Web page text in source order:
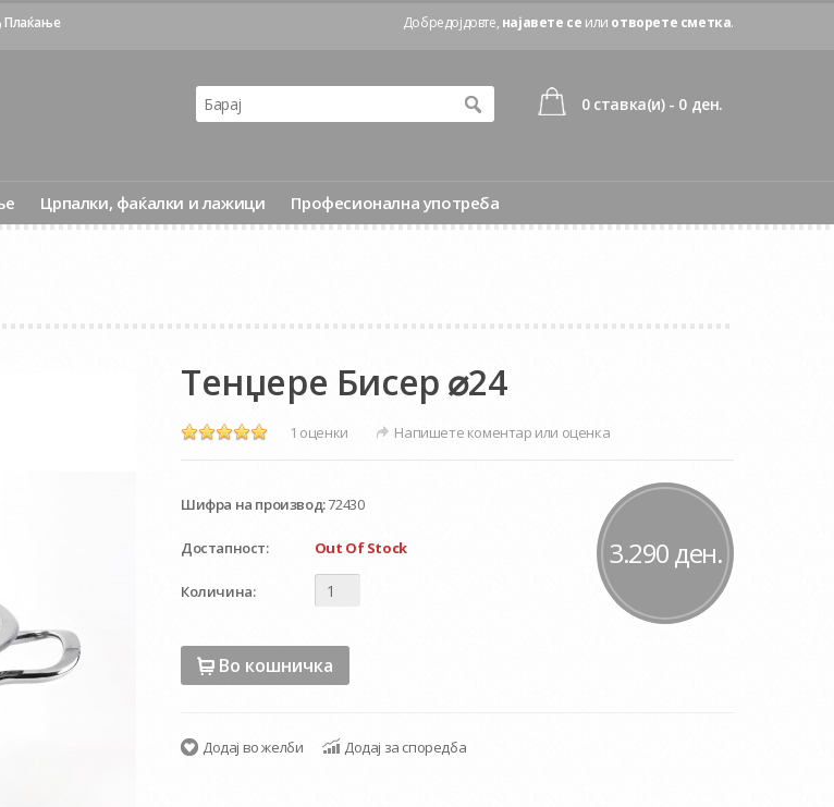
Добредојдовте, најавете се или отворете сметка.
Плаќање
0 ставка(и) - 0 ден.
Црпалки, фаќалки и лажици Професионална употреба
Тенџере Бисер ⌀24
1 оценки Напишете коментар или оценка
3.290 ден.
Шифра на производ:72430
Достапност: Out Of Stock
Количина:
Во кошничка
Додај во желби Додај за споредба